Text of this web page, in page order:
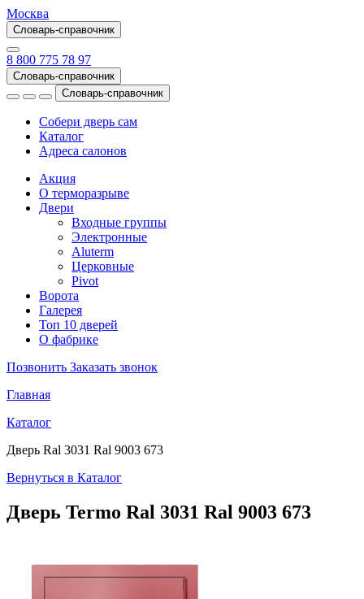
Москва
Словарь-справочник
8 800 775 78 97
Словарь-справочник
Словарь-справочник
Собери дверь сам
Каталог
Адреса салонов
Акция
О терморазрыве
Двери
Входные группы
Электронные
Aluterm
Церковные
Pivot
Ворота
Галерея
Топ 10 дверей
О фабрике
Позвонить Заказать звонок
Главная
Каталог
Дверь Ral 3031 Ral 9003 673
Вернуться в Каталог
Дверь Termo Ral 3031 Ral 9003 673